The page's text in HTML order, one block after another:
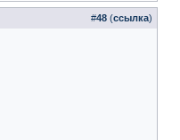
#48 (ссылка)